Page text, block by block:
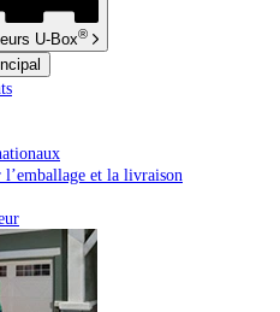
U-Box®
l’emballage et la livraison